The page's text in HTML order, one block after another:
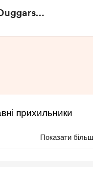
прихильники
Показати